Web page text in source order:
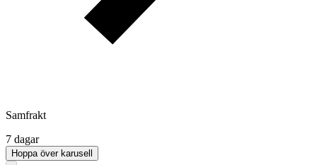
Samfrakt
7 dagar
Hoppa över karusell